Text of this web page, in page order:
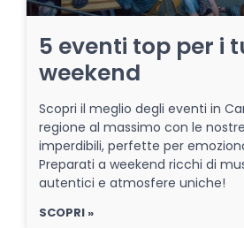
5 eventi top per i
weekend
Scopri il meglio degli eventi in
regione al massimo con le
imperdibili, perfette per
Preparati a weekend ricchi di
autentici e atmosfere uniche!
SCOPRI »